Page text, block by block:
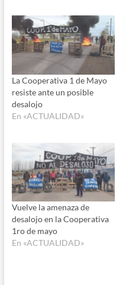
La Cooperativa 1 de Mayo
resiste ante un posible
desalojo
En «ACTUALIDAD»
Vuelve la amenaza de
desalojo en la Cooperativa
1ro de mayo
En «ACTUALIDAD»